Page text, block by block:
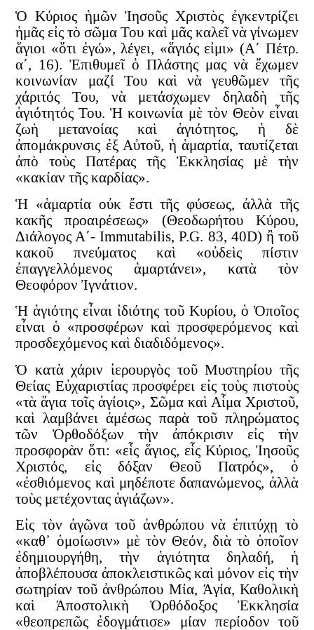
Ὁ Κύριος ἡμῶν Ἰησοῦς Χριστὸς ἐγκεντρίζει
ἡμᾶς εἰς τὸ σῶμα Του καὶ μᾶς καλεῖ νὰ γίνωμεν
ἅγιοι «ὅτι ἐγώ», λέγει, «ἅγιός εἰμι» (Α΄ Πέτρ.
α΄, 16). Ἐπιθυμεῖ ὁ Πλάστης μας νὰ ἔχωμεν
κοινωνίαν μαζί Του καὶ νὰ γευθῶμεν τῆς
χάριτός Του, νὰ μετάσχωμεν δηλαδὴ τῆς
ἁγιότητός Του. Ἡ κοινωνία μὲ τὸν Θεὸν εἶναι
ζωὴ μετανοίας καὶ ἁγιότητος, ἡ δὲ
ἀπομάκρυνσις ἐξ Αὐτοῦ, ἡ ἁμαρτία, ταυτίζεται
ἀπὸ τοὺς Πατέρας τῆς Ἐκκλησίας μὲ τὴν
«κακίαν τῆς καρδίας».
Ἡ «ἁμαρτία οὐκ ἔστι τῆς φύσεως, ἀλλὰ τῆς
κακῆς προαιρέσεως» (Θεοδωρήτου Κύρου,
Διάλογος Α΄- Immutabilis, P.G. 83, 40D) ἢ τοῦ
κακοῦ πνεύματος καὶ «οὐδεὶς πίστιν
ἐπαγγελλόμενος ἁμαρτάνει», κατὰ τὸν
Θεοφόρον Ἰγνάτιον.
Ἡ ἁγιότης εἶναι ἰδιότης τοῦ Κυρίου, ὁ Ὁποῖος
εἶναι ὁ «προσφέρων καὶ προσφερόμενος καὶ
προσδεχόμενος καὶ διαδιδόμενος».
Ὁ κατὰ χάριν ἱερουργὸς τοῦ Μυστηρίου τῆς
Θείας Εὐχαριστίας προσφέρει εἰς τοὺς πιστοὺς
«τὰ ἅγια τοῖς ἁγίοις», Σῶμα καὶ Αἷμα Χριστοῦ,
καὶ λαμβάνει ἀμέσως παρὰ τοῦ πληρώματος
τῶν Ὀρθοδόξων τὴν ἀπόκρισιν εἰς τὴν
προσφορὰν ὅτι: «εἷς ἅγιος, εἷς Κύριος, Ἰησοῦς
Χριστός, εἰς δόξαν Θεοῦ Πατρός», ὁ
«ἐσθιόμενος καὶ μηδέποτε δαπανώμενος, ἀλλὰ
τοὺς μετέχοντας ἁγιάζων».
Εἰς τὸν ἀγῶνα τοῦ ἀνθρώπου νὰ ἐπιτύχῃ τὸ
«καθ᾿ ὁμοίωσιν» μὲ τὸν Θεόν, διὰ τὸ ὁποῖον
ἐδημιουργήθη, τὴν ἁγιότητα δηλαδή, ἡ
ἀποβλέπουσα ἀποκλειστικῶς καὶ μόνον εἰς τὴν
σωτηρίαν τοῦ ἀνθρώπου Μία, Ἁγία, Καθολικὴ
καὶ Ἀποστολικὴ Ὀρθόδοξος Ἐκκλησία
«θεοπρεπῶς ἐδογμάτισε» μίαν περίοδον τοῦ